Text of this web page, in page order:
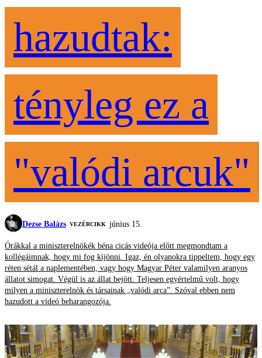
hazudtak:
tényleg ez a
"valódi arcuk"
Dezse Balázs VEZÉRCIKK június 15.
Órákkal a miniszterelnökék béna cicás videója előtt megmondtam a
kollégáimnak, hogy mi fog kijönni. Igaz, én olyanokra tippeltem, hogy egy
réten sétál a naplementében, vagy hogy Magyar Péter valamilyen aranyos
állatot simogat. Végül is az állat bejött. Teljesen egyértelmű volt, hogy
milyen a miniszterelnök és társainak „valódi arca”. Szóval ebben nem
hazudott a videó beharangozója.